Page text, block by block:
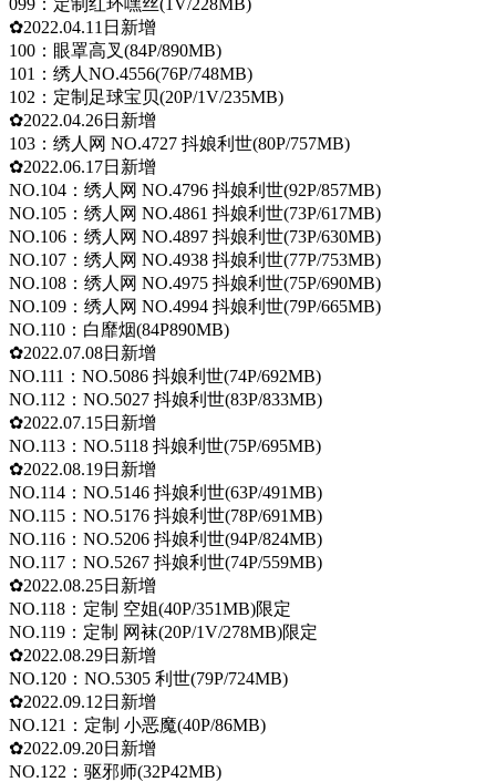
✿2022.04.11日新增
100：眼罩高叉(84P/890MB)
101：绣人NO.4556(76P/748MB)
102：定制足球宝贝(20P/1V/235MB)
✿2022.04.26日新增
103：绣人网 NO.4727 抖娘利世(80P/757MB)
✿2022.06.17日新增
NO.104：绣人网 NO.4796 抖娘利世(92P/857MB)
NO.105：绣人网 NO.4861 抖娘利世(73P/617MB)
NO.106：绣人网 NO.4897 抖娘利世(73P/630MB)
NO.107：绣人网 NO.4938 抖娘利世(77P/753MB)
NO.108：绣人网 NO.4975 抖娘利世(75P/690MB)
NO.109：绣人网 NO.4994 抖娘利世(79P/665MB)
NO.110：白靡烟(84P890MB)
✿2022.07.08日新增
NO.111：NO.5086 抖娘利世(74P/692MB)
NO.112：NO.5027 抖娘利世(83P/833MB)
✿2022.07.15日新增
NO.113：NO.5118 抖娘利世(75P/695MB)
✿2022.08.19日新增
NO.114：NO.5146 抖娘利世(63P/491MB)
NO.115：NO.5176 抖娘利世(78P/691MB)
NO.116：NO.5206 抖娘利世(94P/824MB)
NO.117：NO.5267 抖娘利世(74P/559MB)
✿2022.08.25日新增
NO.118：定制 空姐(40P/351MB)限定
NO.119：定制 网袜(20P/1V/278MB)限定
✿2022.08.29日新增
NO.120：NO.5305 利世(79P/724MB)
✿2022.09.12日新增
NO.121：定制 小恶魔(40P/86MB)
✿2022.09.20日新增
NO.122：驱邪师(32P42MB)